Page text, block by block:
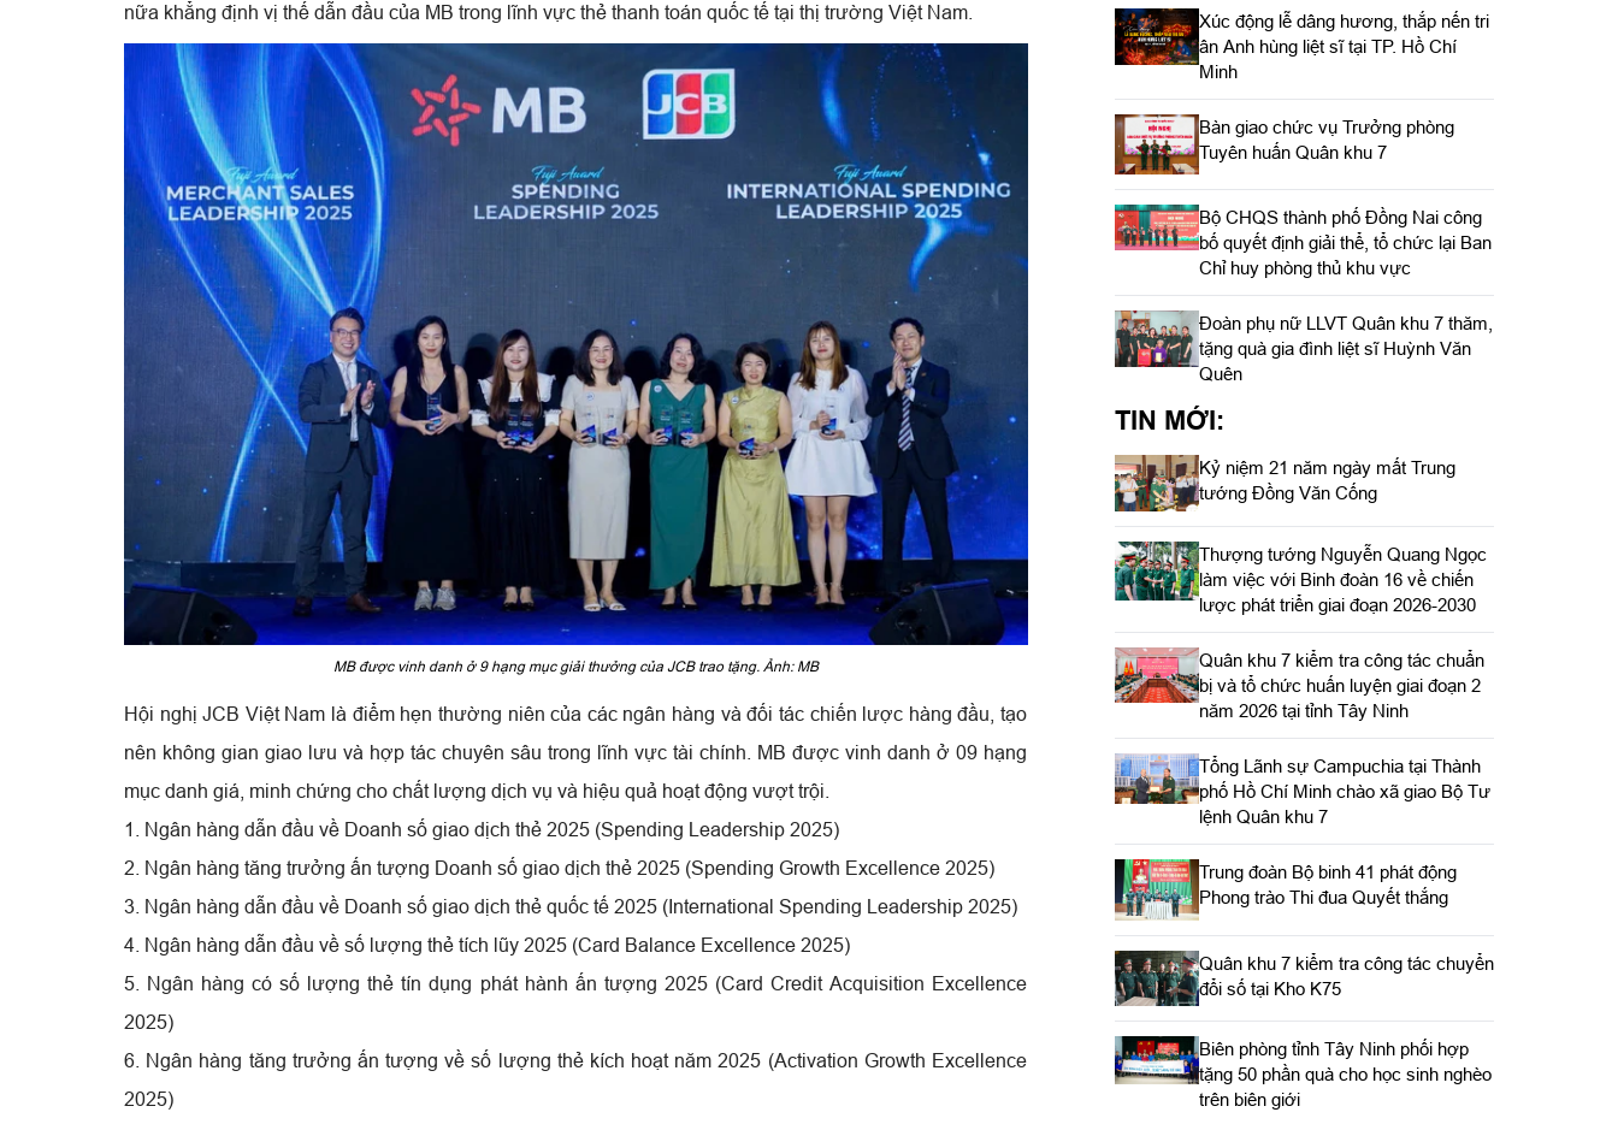
nữa khẳng định vị thế dẫn đầu của MB trong lĩnh vực thẻ thanh toán quốc tế tại thị trường Việt Nam.
MB được vinh danh ở 9 hạng mục giải thưởng của JCB trao tặng. Ảnh: MB
Hội nghị JCB Việt Nam là điểm hẹn thường niên của các ngân hàng và đối tác chiến lược hàng đầu, tạo
nên không gian giao lưu và hợp tác chuyên sâu trong lĩnh vực tài chính. MB được vinh danh ở 09 hạng
mục danh giá, minh chứng cho chất lượng dịch vụ và hiệu quả hoạt động vượt trội.
1. Ngân hàng dẫn đầu về Doanh số giao dịch thẻ 2025 (Spending Leadership 2025)
2. Ngân hàng tăng trưởng ấn tượng Doanh số giao dịch thẻ 2025 (Spending Growth Excellence 2025)
3. Ngân hàng dẫn đầu về Doanh số giao dịch thẻ quốc tế 2025 (International Spending Leadership 2025)
4. Ngân hàng dẫn đầu về số lượng thẻ tích lũy 2025 (Card Balance Excellence 2025)
5. Ngân hàng có số lượng thẻ tín dụng phát hành ấn tượng 2025 (Card Credit Acquisition Excellence
2025)
6. Ngân hàng tăng trưởng ấn tượng về số lượng thẻ kích hoạt năm 2025 (Activation Growth Excellence
2025)
Xúc động lễ dâng hương, thắp nến tri
ân Anh hùng liệt sĩ tại TP. Hồ Chí
Minh
Bàn giao chức vụ Trưởng phòng
Tuyên huấn Quân khu 7
Bộ CHQS thành phố Đồng Nai công
bố quyết định giải thể, tổ chức lại Ban
Chỉ huy phòng thủ khu vực
Đoàn phụ nữ LLVT Quân khu 7 thăm,
tặng quà gia đình liệt sĩ Huỳnh Văn
Quên
TIN MỚI:
Kỷ niệm 21 năm ngày mất Trung
tướng Đồng Văn Cống
Thượng tướng Nguyễn Quang Ngọc
làm việc với Binh đoàn 16 về chiến
lược phát triển giai đoạn 2026-2030
Quân khu 7 kiểm tra công tác chuẩn
bị và tổ chức huấn luyện giai đoạn 2
năm 2026 tại tỉnh Tây Ninh
Tổng Lãnh sự Campuchia tại Thành
phố Hồ Chí Minh chào xã giao Bộ Tư
lệnh Quân khu 7
Trung đoàn Bộ binh 41 phát động
Phong trào Thi đua Quyết thắng
Quân khu 7 kiểm tra công tác chuyển
đổi số tại Kho K75
Biên phòng tỉnh Tây Ninh phối hợp
tặng 50 phần quà cho học sinh nghèo
trên biên giới